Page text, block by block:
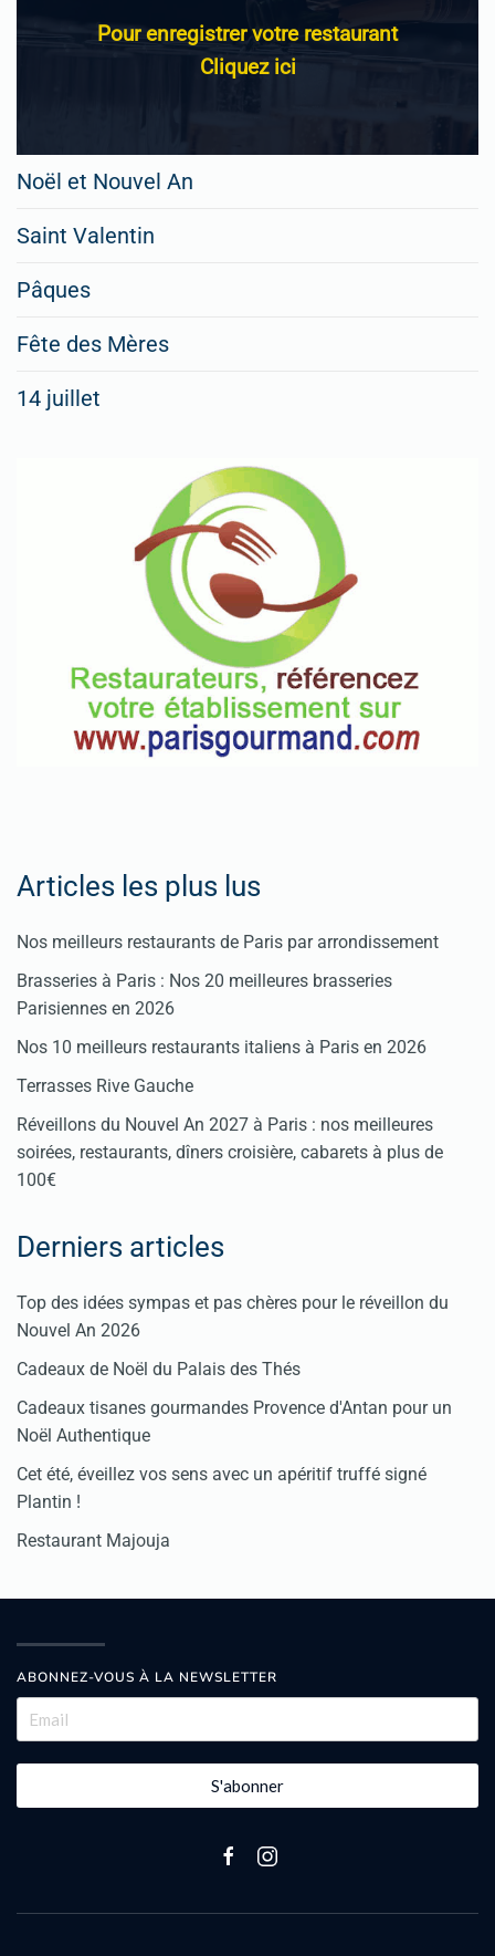
Pour enregistrer votre restaurant
Cliquez ici
Noël et Nouvel An
Saint Valentin
Pâques
Fête des Mères
14 juillet
Articles les plus lus
Nos meilleurs restaurants de Paris par arrondissement
Brasseries à Paris : Nos 20 meilleures brasseries
Parisiennes en 2026
Nos 10 meilleurs restaurants italiens à Paris en 2026
Terrasses Rive Gauche
Réveillons du Nouvel An 2027 à Paris : nos meilleures
soirées, restaurants, dîners croisière, cabarets à plus de
100€
Derniers articles
Top des idées sympas et pas chères pour le réveillon du
Nouvel An 2026
Cadeaux de Noël du Palais des Thés
Cadeaux tisanes gourmandes Provence d'Antan pour un
Noël Authentique
Cet été, éveillez vos sens avec un apéritif truffé signé
Plantin !
Restaurant Majouja
ABONNEZ-VOUS À LA NEWSLETTER
S'abonner